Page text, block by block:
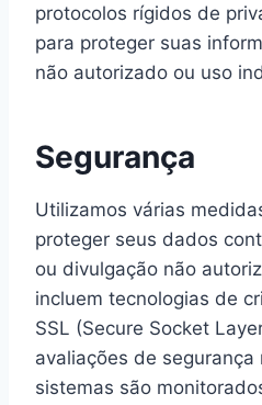
protocolos rígidos de
para proteger suas
não autorizado ou uso
Segurança
Utilizamos várias
proteger seus dados
ou divulgação não
incluem tecnologias de
SSL (Secure Socket
avaliações de segurança
sistemas são